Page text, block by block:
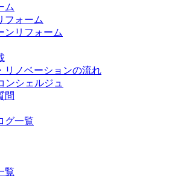
ム
フォーム
ンリフォーム
リノベーションの流れ
ンシェルジュ
問
グ一覧
覧